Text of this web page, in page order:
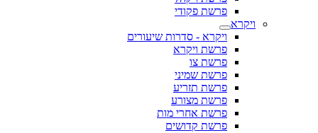
פרשת פקודי
ויקרא
ויקרא - סדרות שיעורים
פרשת ויקרא
פרשת צו
פרשת שמיני
פרשת תזריע
פרשת מצורע
פרשת אחרי מות
פרשת קדושים